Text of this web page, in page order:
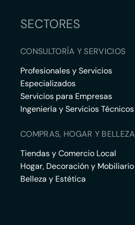
SECTORES
CONSULTORÍA Y SERVICIOS
Profesionales y Servicios
Especializados
Servicios para Empresas
Ingeniería y Servicios Técnicos
COMPRAS, HOGAR Y BELLEZA
Tiendas y Comercio Local
Hogar, Decoración y Mobiliario
Belleza y Estética